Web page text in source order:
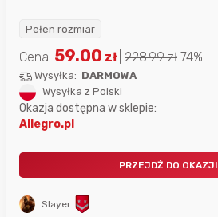
Pełen rozmiar
Slayer
Cena: 59.00 zł 228.99zł 74%
Wysyłka: DARMOWA
Wysyłka z Polski
Okazja dostępna w sklepie:
Allegro.pl
PRZEJDŹ DO OKAZJI